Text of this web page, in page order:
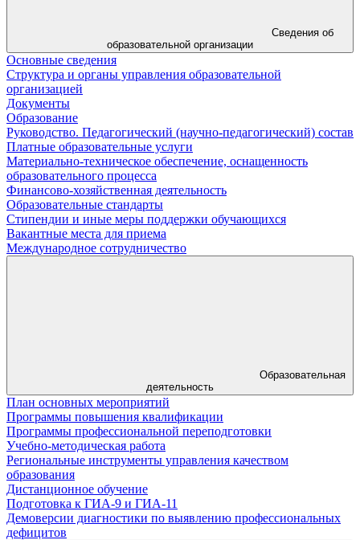
Сведения об
образовательной организации
Основные сведения
Структура и органы управления образовательной
организацией
Документы
Образование
Руководство. Педагогический (научно-педагогический) состав
Платные образовательные услуги
Материально-техническое обеспечение, оснащенность
образовательного процесса
Финансово-хозяйственная деятельность
Образовательные стандарты
Стипендии и иные меры поддержки обучающихся
Вакантные места для приема
Международное сотрудничество
Образовательная
деятельность
План основных мероприятий
Программы повышения квалификации
Программы профессиональной переподготовки
Учебно-методическая работа
Региональные инструменты управления качеством
образования
Дистанционное обучение
Подготовка к ГИА-9 и ГИА-11
Демоверсии диагностики по выявлению профессиональных
дефицитов